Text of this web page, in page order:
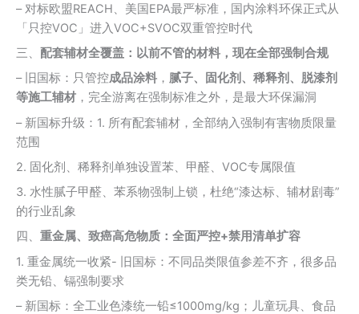
– 对标欧盟REACH、美国EPA最严标准，国内涂料环保正式从
「只控VOC」进入VOC+SVOC双重管控时代
三、 配套辅材全覆盖：以前不管的材料，现在全部强制合规
– 旧国标：只管控成品涂料 ， 腻子、固化剂、稀释剂、脱漆剂
等施工辅材 ，完全游离在强制标准之外，是最大环保漏洞
– 新国标升级：1. 所有配套辅材，全部纳入强制有害物质限量
范围
2. 固化剂、稀释剂单独设置苯、甲醛、VOC专属限值
3. 水性腻子甲醛、苯系物强制上锁，杜绝“漆达标、辅材剧毒”
的行业乱象
四、 重金属、致癌高危物质：全面严控+禁用清单扩容
1. 重金属统一收紧- 旧国标：不同品类限值参差不齐，很多品
类无铅、镉强制要求
– 新国标：全工业色漆统一铅≤1000mg/kg；儿童玩具、食品